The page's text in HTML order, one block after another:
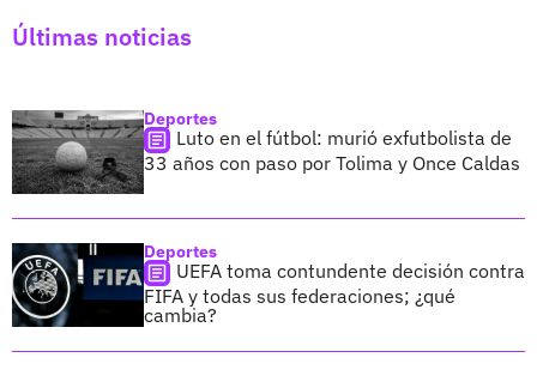
Últimas noticias
Deportes
Luto en el fútbol: murió exfutbolista de
33 años con paso por Tolima y Once Caldas
Deportes
UEFA toma contundente decisión contra
FIFA y todas sus federaciones; ¿qué
cambia?